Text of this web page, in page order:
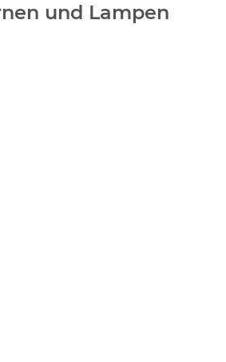
und Lampen